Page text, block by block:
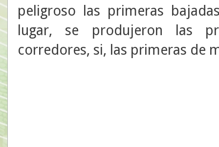
peligroso las primeras
lugar, se produjeron las
corredores, si, las primeras de